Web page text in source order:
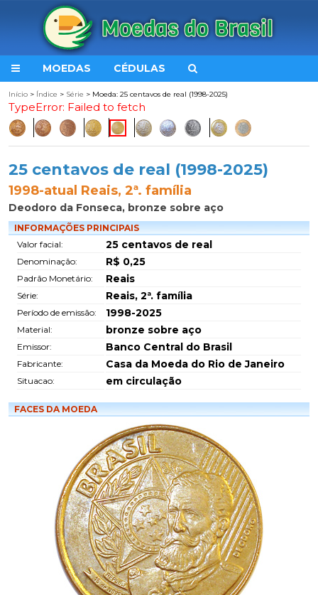
MOEDAS CÉDULAS
Início > Índice > Série > Moeda: 25 centavos de real (1998-2025)
TypeError: Failed to fetch
25 centavos de real (1998-2025)
1998-atual Reais, 2ª. família
Deodoro da Fonseca, bronze sobre aço
INFORMAÇÕES PRINCIPAIS
Valor facial:
25 centavos de real
Denominação: R$ 0,25
Padrão Monetário: Reais
Série: Reais, 2ª. família
Período de emissão: 1998-2025
Material: bronze sobre aço
Emissor: Banco Central do Brasil
Fabricante: Casa da Moeda do Rio de Janeiro
Situacao: em circulação
FACES DA MOEDA